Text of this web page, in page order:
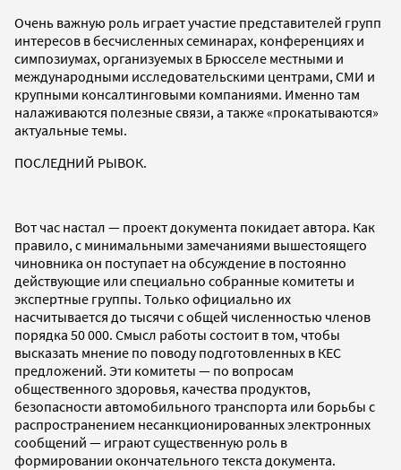
Очень важную роль играет участие представителей групп
интересов в бесчисленных семинарах, конференциях и
симпозиумах, организуемых в Брюсселе местными и
международными исследовательскими центрами, СМИ и
крупными консалтинговыми компаниями. Именно там
налаживаются полезные связи, а также «прокатываются»
актуальные темы.
ПОСЛЕДНИЙ РЫВОК.
Вот час настал — проект документа покидает автора. Как
правило, с минимальными замечаниями вышестоящего
чиновника он поступает на обсуждение в постоянно
действующие или специально собранные комитеты и
экспертные группы. Только официально их
насчитывается до тысячи с общей численностью членов
порядка 50 000. Смысл работы состоит в том, чтобы
высказать мнение по поводу подготовленных в КЕС
предложений. Эти комитеты — по вопросам
общественного здоровья, качества продуктов,
безопасности автомобильного транспорта или борьбы с
распространением несанкционированных электронных
сообщений — играют существенную роль в
формировании окончательного текста документа.